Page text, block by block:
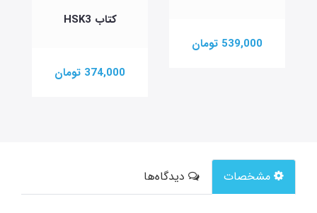
539,000 تومان
کتاب HSK3
374,000 تومان
مشخصات دیدگاه‌ها